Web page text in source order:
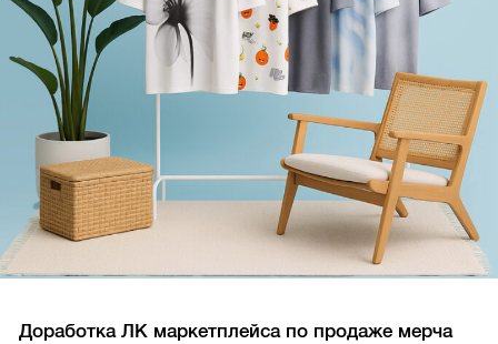
Доработка ЛК маркетплейса по продаже мерча